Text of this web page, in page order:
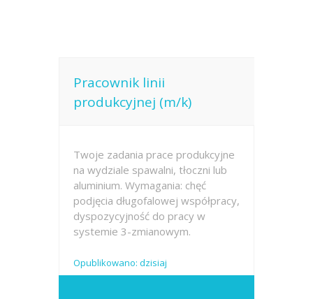
Pracownik linii
produkcyjnej (m/k)
Twoje zadania prace produkcyjne
na wydziale spawalni, tłoczni lub
aluminium. Wymagania: chęć
podjęcia długofalowej współpracy,
dyspozycyjność do pracy w
systemie 3-zmianowym.
Opublikowano: dzisiaj